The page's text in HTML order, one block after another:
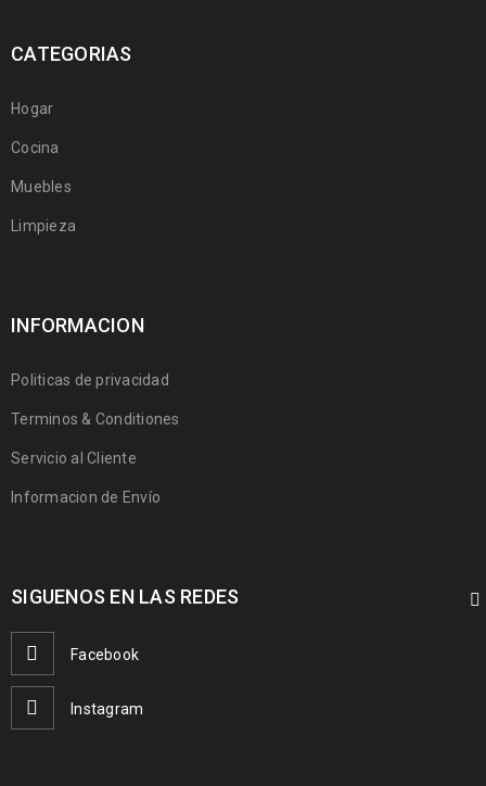
CATEGORIAS
Hogar
Cocina
Muebles
Limpieza
INFORMACION
Politicas de privacidad
Terminos & Conditiones
Servicio al Cliente
Informacion de Envío
SIGUENOS EN LAS REDES
Facebook
Instagram